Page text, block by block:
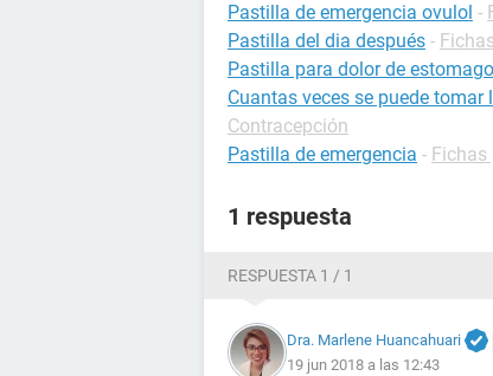
Pastilla de emergencia ovulol -
Pastilla del dia después -
Pastilla para dolor de estomago
Cuantas veces se puede
Contracepción
Pastilla de emergencia - Fichas
1 respuesta
RESPUESTA 1 / 1
Dra. Marlene Huancahuari
19 jun 2018 a las 12:43